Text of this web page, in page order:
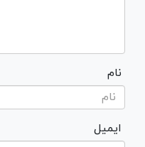
نام
ایمیل